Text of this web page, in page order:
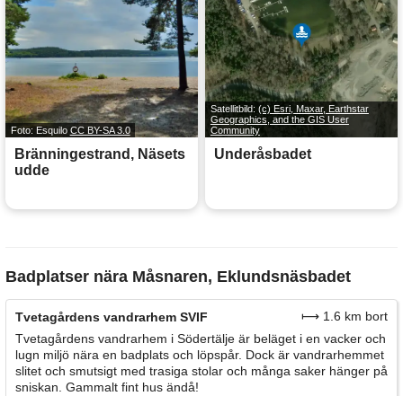
Foto: Esquilo CC BY-SA 3.0
Bränningestrand, Näsets
udde
Satellitbild: (c) Esri, Maxar, Earthstar
Geographics, and the GIS User
Community
Underåsbadet
Badplatser nära Måsnaren, Eklundsnäsbadet
Tvetagårdens vandrarhem SVIF
⟼ 1.6 km bort
Tvetagårdens vandrarhem i Södertälje är beläget i en vacker och
lugn miljö nära en badplats och löpspår. Dock är vandrarhemmet
slitet och smutsigt med trasiga stolar och många saker hänger på
sniskan. Gammalt fint hus ändå!